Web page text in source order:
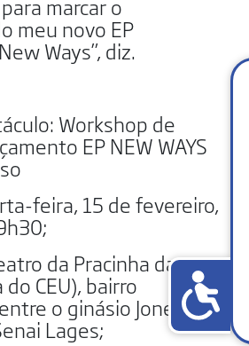
marcar o
meu novo EP
Ways”, diz.
Workshop de
EP NEW WAYS
feira, 15 de fevereiro,
da Pracinha da
CEU), bairro
o ginásio Jones
Lages;